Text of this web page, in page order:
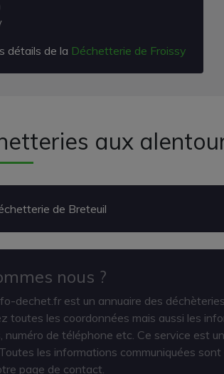
détails de la Déchetterie de Froissy
aux
de Breteuil
nous ?
dechet.fr est un annuaire des
toutes les coordonnées mais aussi les
numéro de téléphone etc. Ce service est
les informations communiquées
page de contact.